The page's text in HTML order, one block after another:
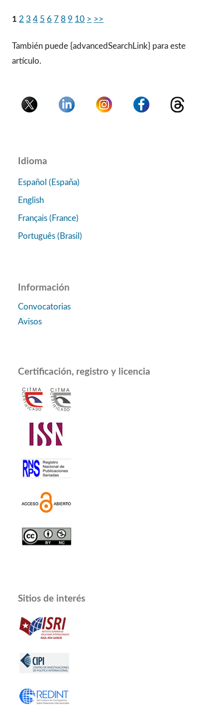
1 2 3 4 5 6 7 8 9 10 > >>
También puede {advancedSearchLink} para este
artículo.
Idioma
Español (España)
English
Français (France)
Português (Brasil)
Información
Convocatorias
Avisos
Certificación, registro y licencia
Sitios de interés